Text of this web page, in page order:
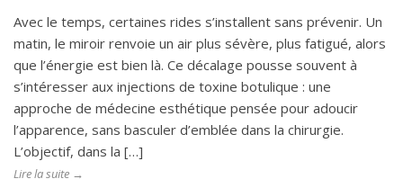
Avec le temps, certaines rides s’installent sans prévenir. Un
matin, le miroir renvoie un air plus sévère, plus fatigué, alors
que l’énergie est bien là. Ce décalage pousse souvent à
s’intéresser aux injections de toxine botulique : une
approche de médecine esthétique pensée pour adoucir
l’apparence, sans basculer d’emblée dans la chirurgie.
L’objectif, dans la […]
Lire la suite →